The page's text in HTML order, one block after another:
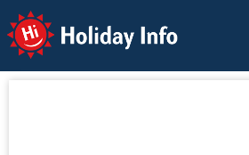
Holiday Info